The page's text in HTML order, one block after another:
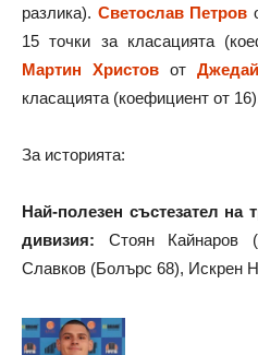
разлика). Светослав Петров
15 точки за класацията
Мартин Христовот
класацията (коефициент от
За историята:
Най-полезен състезател на
дивизия: Стоян Кайнаров
Славков (Болърс 68), Искрен